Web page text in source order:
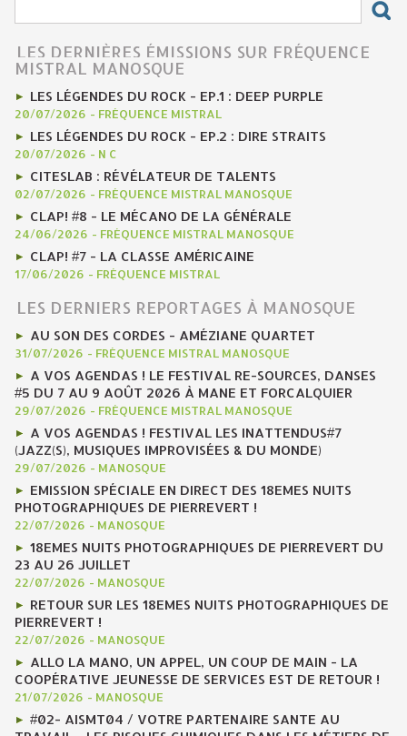
LES DERNIÈRES ÉMISSIONS SUR FRÉQUENCE
MISTRAL MANOSQUE
LES LÉGENDES DU ROCK - EP.1 : DEEP PURPLE
20/07/2026 - FRÉQUENCE MISTRAL
LES LÉGENDES DU ROCK - EP.2 : DIRE STRAITS
20/07/2026 - N C
CITESLAB : RÉVÉLATEUR DE TALENTS
02/07/2026 - FRÉQUENCE MISTRAL MANOSQUE
CLAP! #8 - LE MÉCANO DE LA GÉNÉRALE
24/06/2026 - FRÉQUENCE MISTRAL MANOSQUE
CLAP! #7 - LA CLASSE AMÉRICAINE
17/06/2026 - FRÉQUENCE MISTRAL
LES DERNIERS REPORTAGES À MANOSQUE
AU SON DES CORDES - AMÉZIANE QUARTET
31/07/2026 - FRÉQUENCE MISTRAL MANOSQUE
A VOS AGENDAS ! LE FESTIVAL RE-SOURCES, DANSES
#5 DU 7 AU 9 AOÛT 2026 À MANE ET FORCALQUIER
29/07/2026 - FRÉQUENCE MISTRAL MANOSQUE
A VOS AGENDAS ! FESTIVAL LES INATTENDUS#7
(JAZZ(S), MUSIQUES IMPROVISÉES & DU MONDE)
29/07/2026 - MANOSQUE
EMISSION SPÉCIALE EN DIRECT DES 18EMES NUITS
PHOTOGRAPHIQUES DE PIERREVERT !
22/07/2026 - MANOSQUE
18EMES NUITS PHOTOGRAPHIQUES DE PIERREVERT DU
23 AU 26 JUILLET
22/07/2026 - MANOSQUE
RETOUR SUR LES 18EMES NUITS PHOTOGRAPHIQUES DE
PIERREVERT !
22/07/2026 - MANOSQUE
ALLO LA MANO, UN APPEL, UN COUP DE MAIN - LA
COOPÉRATIVE JEUNESSE DE SERVICES EST DE RETOUR !
21/07/2026 - MANOSQUE
#02- AISMT04 / VOTRE PARTENAIRE SANTE AU